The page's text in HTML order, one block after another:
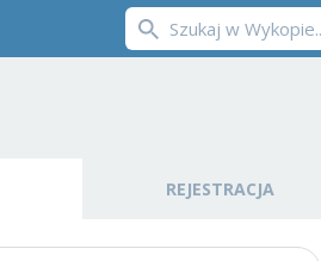
REJESTRACJA